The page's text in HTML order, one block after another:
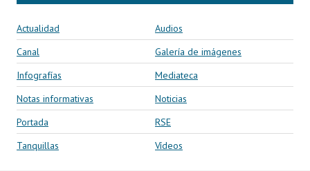
Actualidad
Audios
Canal
Galería de imágenes
Infografías
Mediateca
Notas informativas
Noticias
Portada
RSE
Tanquillas
Vídeos